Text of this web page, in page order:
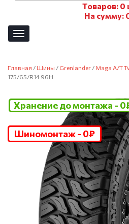
Товаров: 0
На сумму:
Главная / Шины / Grenlander / Maga A/T
175/65/R14 96H
Шиномонтаж - 0₽
Хранение до монтажа -